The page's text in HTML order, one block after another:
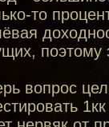
то
поэтому
вопрос